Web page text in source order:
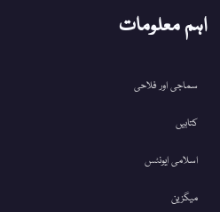
اہم معلومات
سماجی اور فلاحی
کتابیں
اسلامی ایونٹس
میگزین